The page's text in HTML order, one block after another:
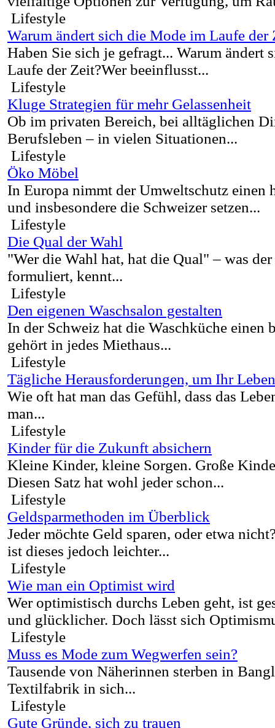
Lifestyle
Warum ändert sich die Mode im Laufe der
Haben Sie sich je gefragt... Warum ändert
Laufe der Zeit?Wer beeinflusst...
Lifestyle
Kluge Strategien für mehr Gelassenheit
Ob im privaten Bereich, bei alltäglichen
Berufsleben – in vielen Situationen...
Lifestyle
Öko Möbel
In Europa nimmt der Umweltschutz einen
und insbesondere die Schweizer setzen...
Lifestyle
Die Qual der Wahl
"Wer die Wahl hat, hat die Qual" – was
formuliert, kennt...
Lifestyle
Den eigenen Waschsalon gestalten
In der Schweiz hat die Waschküche einen
gehört in jedes Miethaus...
Lifestyle
Tägliche Herausforderungen, um Ihr
Wie oft hat man das Gefühl, dass das
man...
Lifestyle
Kinder für die Zukunft absichern
Kleine Kinder, kleine Sorgen. Große
Diesen Satz hat wohl jeder schon...
Lifestyle
Geldsparmethoden im Überblick
Jeder möchte Geld sparen, oder etwa
ist dieses jedoch leichter...
Lifestyle
Wie man ein Optimist wird
Wer optimistisch durchs Leben geht, ist
und glücklicher. Doch lässt sich
Lifestyle
Muss es Mode zum Wegwerfen sein?
Tausende von Näherinnen sterben in
Textilfabrik in sich...
Lifestyle
Gute Gründe, sich zu trauen